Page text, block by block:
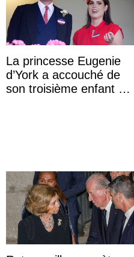
La princesse Eugenie
d’York a accouché de
son troisième enfant et